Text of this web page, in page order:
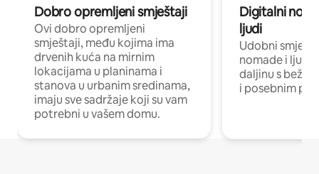
Dobro opremljeni smještaji
Ovi dobro opremljeni
smještaji, među kojima ima
drvenih kuća na mirnim
lokacijama u planinama i
stanova u urbanim sredinama,
imaju sve sadržaje koji su vam
potrebni u vašem domu.
Digitalni
ljudi
Udobni
nomade i ljude
daljinu s
i posebnim